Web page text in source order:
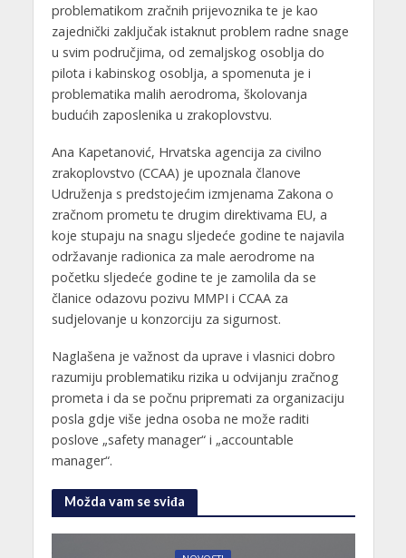
problematikom zračnih prijevoznika te je kao
zajednički zaključak istaknut problem radne snage
u svim područjima, od zemaljskog osoblja do
pilota i kabinskog osoblja, a spomenuta je i
problematika malih aerodroma, školovanja
budućih zaposlenika u zrakoplovstvu.
Ana Kapetanović, Hrvatska agencija za civilno
zrakoplovstvo (CCAA) je upoznala članove
Udruženja s predstojećim izmjenama Zakona o
zračnom prometu te drugim direktivama EU, a
koje stupaju na snagu sljedeće godine te najavila
održavanje radionica za male aerodrome na
početku sljedeće godine te je zamolila da se
članice odazovu pozivu MMPI i CCAA za
sudjelovanje u konzorciju za sigurnost.
Naglašena je važnost da uprave i vlasnici dobro
razumiju problematiku rizika u odvijanju zračnog
prometa i da se počnu pripremati za organizaciju
posla gdje više jedna osoba ne može raditi
poslove „safety manager“ i „accountable
manager“.
Možda vam se sviđa